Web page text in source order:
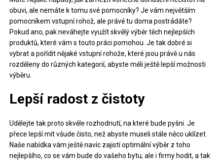
obuvi, ale nemáte k tomu své pomocníky? Je vám největším
pomocníkem vstupní rohož, ale právě tu doma postrádáte?
Pokud ano, pak neváhejte využít skvělý výběr těch nejlepších
produktů, které vám s touto práci pomohou. Je tak dobré si
vybrat a pořídit nějakévstupní rohože, které jsou právě u nás
rozděleny do různých kategorií, abyste měli ještě lepší možnosti
výběru.
Lepší radost z čistoty
Udělejte tak proto skvěle rozhodnutí, na které bude pyšni. Je
přece lepší mít všude čisto, než abyste museli stále něco uklízet.
Naše nabídka vám ještě navíc zajistí optimální výběr z toho
nejlepšího, co se vám bude do vašeho bytu, ale i firmy hodit, a tak